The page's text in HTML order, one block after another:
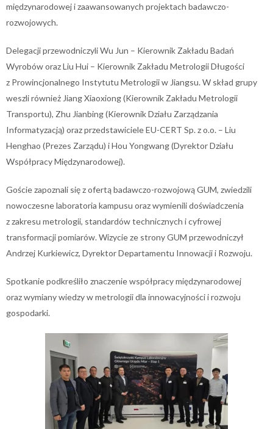
międzynarodowej i zaawansowanych projektach badawczo-
rozwojowych.
Delegacji przewodniczyli Wu Jun – Kierownik Zakładu Badań
Wyrobów oraz Liu Hui – Kierownik Zakładu Metrologii Długości
z Prowincjonalnego Instytutu Metrologii w Jiangsu. W skład grupy
weszli również Jiang Xiaoxiong (Kierownik Zakładu Metrologii
Transportu), Zhu Jianbing (Kierownik Działu Zarządzania
Informatyzacją) oraz przedstawiciele EU-CERT Sp. z o.o. – Liu
Henghao (Prezes Zarządu) i Hou Yongwang (Dyrektor Działu
Współpracy Międzynarodowej).
Goście zapoznali się z ofertą badawczo-rozwojową GUM, zwiedzili
nowoczesne laboratoria kampusu oraz wymienili doświadczenia
z zakresu metrologii, standardów technicznych i cyfrowej
transformacji pomiarów. Wizycie ze strony GUM przewodniczył
Andrzej Kurkiewicz, Dyrektor Departamentu Innowacji i Rozwoju.
Spotkanie podkreśliło znaczenie współpracy międzynarodowej
oraz wymiany wiedzy w metrologii dla innowacyjności i rozwoju
gospodarki.